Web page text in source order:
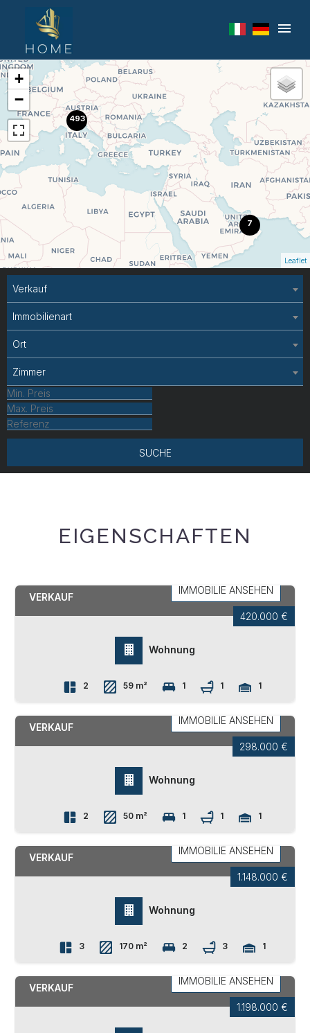
7
493
+
−
Leaflet
Verkauf
Immobilienart
Ort
Zimmer
SUCHE
EIGENSCHAFTEN
420.000 €
VERKAUF
IMMOBILIE ANSEHEN
Wohnung
2 59 m² 1 1 1
298.000 €
VERKAUF
IMMOBILIE ANSEHEN
Wohnung
2 50 m² 1 1 1
1.148.000 €
EPPAN AN DER WEINSTRASSESAN
VERKAUF
IMMOBILIE ANSEHEN
Wohnung
3 170 m² 2 3 1
1.198.000 €
EPPAN AN DER WEINSTRASSESAN
VERKAUF
IMMOBILIE ANSEHEN